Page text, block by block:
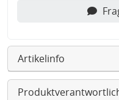
Artikelinfo